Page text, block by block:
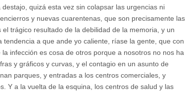
quizá esta vez sin colapsar las urgencias ni
y nuevas cuarentenas, que son precisamente las
trágico resultado de la debilidad de la memoria, y un
a que ande yo caliente, ríase la gente, que con
infección es cosa de otros porque a nosotros no nos ha
y gráficos y curvas, y el contagio en un asunto de
parques, y entradas a los centros comerciales, y
Y a la vuelta de la esquina, los centros de salud y las